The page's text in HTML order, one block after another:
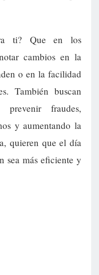
ti? Que en los
cambios en la
o en la facilidad
También buscan
fraudes,
y aumentando la
quieren que el día
sea más eficiente y